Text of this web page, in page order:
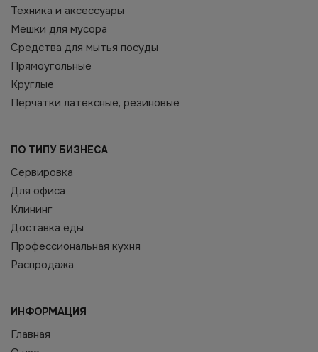
Техника и аксессуары
Мешки для мусора
Средства для мытья посуды
Прямоугольные
Круглые
Перчатки латексные, резиновые
ПО ТИПУ БИЗНЕСА
Сервировка
Для офиса
Клининг
Доставка еды
Профессиональная кухня
Распродажа
ИНФОРМАЦИЯ
Главная